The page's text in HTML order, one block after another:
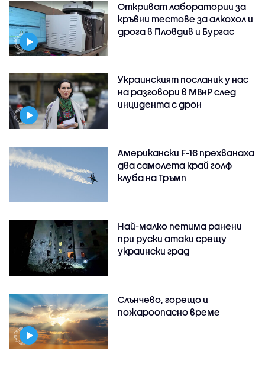
Откриват лаборатории за
кръвни тестове за алкохол и
дрога в Пловдив и Бургас
Украинският посланик у нас
на разговори в МВнР след
инцидента с дрон
Американски F-16 прехванаха
два самолета край голф
клуба на Тръмп
Най-малко петима ранени
при руски атаки срещу
украински град
Слънчево, горещо и
пожароопасно време